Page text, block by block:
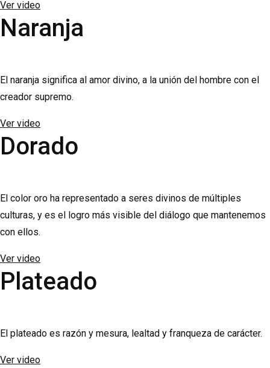
Ver video
Naranja
El naranja significa al amor divino, a la unión del hombre con el
creador supremo.
Ver video
Dorado
El color oro ha representado a seres divinos de múltiples
culturas, y es el logro más visible del diálogo que mantenemos
con ellos.
Ver video
Plateado
El plateado es razón y mesura, lealtad y franqueza de carácter.
Ver video